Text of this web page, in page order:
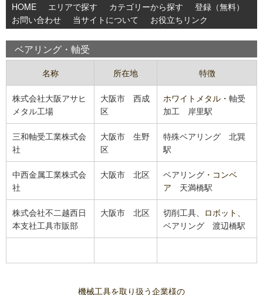
HOME エリアで探す カテゴリーから探す
登録（無料）
お問い合わせ
当サイトについて お役立ちリンク
ベアリング・軸受
名称 所在地 特徴
株式会社大阪アサヒ
メタル工場
大阪市
西成
区
ホワイトメタル・ 軸受
加工
岸里駅
三和軸受工業株式会
社
大阪市
生野
区
特殊ベアリング
北巽
駅
中西金属工業株式会
社
大阪市 北区 ベアリング ・コンベ
ア 天満橋駅
株式会社不二越西日
本支社工具市販部
大阪市 北区 切削工具、ロボット、
ベアリング
渡辺橋駅
機械工具を取り扱う企業様の